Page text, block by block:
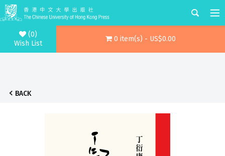
(0)
Wish List
0 item(s) - US$0.00
BACK